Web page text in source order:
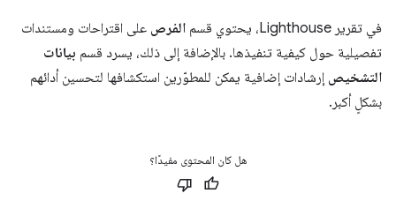
في تقرير Lighthouse، يحتوي قسم الفرص على اقتراحات ومستندات
تفصيلية حول كيفية تنفيذها. بالإضافة إلى ذلك، يسرد قسم بيانات
التشخيص إرشادات إضافية يمكن للمطوّرين استكشافها لتحسين أدائهم
بشكلٍ أكبر.
هل كان المحتوى مفيدًا؟